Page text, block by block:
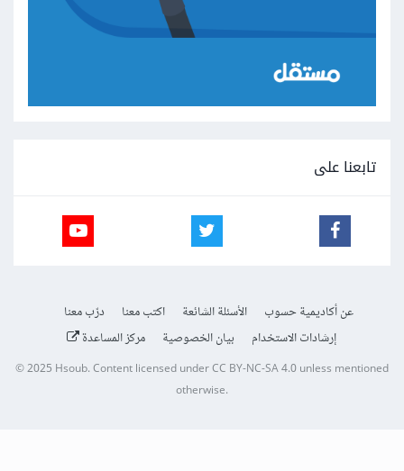
تابعنا على
عن أكاديمية حسوب الأسئلة الشائعة اكتب معنا
درّب معنا
إرشادات الاستخدام
بيان الخصوصية مركز المساعدة
© 2025 Hsoub.Content licensed underCC BY-NC-SA 4.0unless mentioned
otherwise.